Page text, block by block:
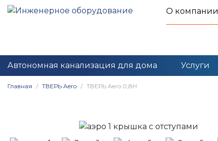
О компании
Автономная канализация для дома Услуги
Главная ТВЕРЬ Aero ТВЕРЬ Aero 0,8Н